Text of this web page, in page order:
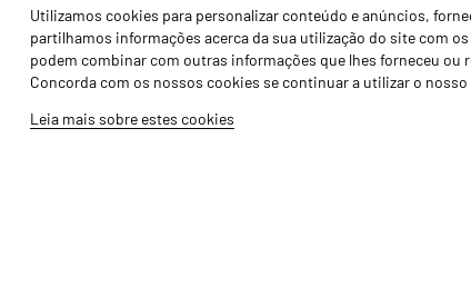
Utilizamos cookies para personalizar conteúdo e anúncios,
partilhamos informações acerca da sua utilização do site com
podem combinar com outras informações que lhes forneceu
Concorda com os nossos cookies se continuar a utilizar o
Leia mais sobre estes cookies
Identidade
História
Fábrica / Produção
Recursos Humanos
Agricultura
Transportes
Gama Floresta